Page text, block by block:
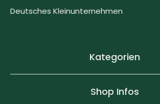
Deutsches Kleinunternehmen
Kategorien
Shop Infos